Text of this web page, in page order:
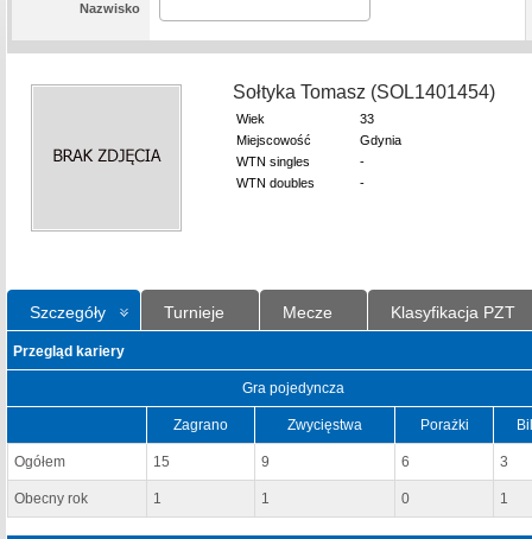
Nazwisko
Sołtyka Tomasz (SOL1401454)
Wiek
33
Miejscowość
Gdynia
WTN singles
-
WTN doubles
-
Szczegóły Turnieje Mecze Klasyfikacja PZT
Przegląd kariery
Gra pojedyncza
Zagrano Zwycięstwa Porażki
Ogółem 15 9 6 3
Obecny rok 1 1 0 1